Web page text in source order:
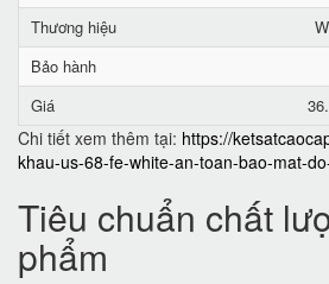
Thương hiệu
Bảo hành
Giá
Chi tiết xem thêm tại: https://
khau-us-68-fe-white-an-toan-bao-mat-
Tiêu chuẩn chất
phẩm